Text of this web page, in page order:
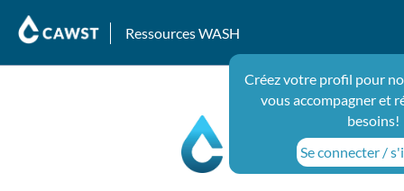
Ressources WASH
Créez votre profil pour
vous accompagner et
besoins!
Se connecter /